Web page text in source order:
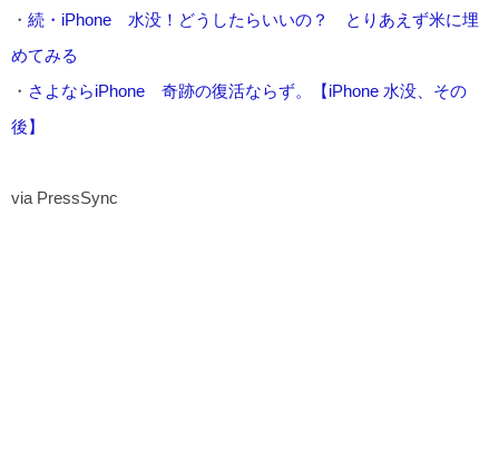
・ 続・iPhone 水没！どうしたらいいの？ とりあえず米に埋
めてみる
・ さよならiPhone 奇跡の復活ならず。【iPhone 水没、その
後】
via PressSync